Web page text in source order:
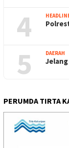
4
5 DAERAH
PERUMDA TIRTA